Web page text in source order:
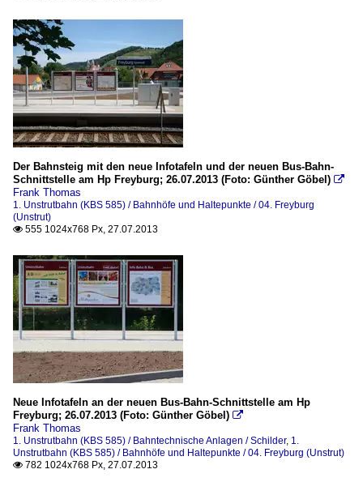
Der Bahnsteig mit den neue Infotafeln und der neuen Bus-Bahn-
Schnittstelle am Hp Freyburg; 26.07.2013 (Foto: Günther Göbel) 
Frank Thomas
1. Unstrutbahn (KBS 585) / Bahnhöfe und Haltepunkte / 04. Freyburg
(Unstrut)
 555 1024x768 Px, 27.07.2013
Neue Infotafeln an der neuen Bus-Bahn-Schnittstelle am Hp
Freyburg; 26.07.2013 (Foto: Günther Göbel) 
Frank Thomas
1. Unstrutbahn (KBS 585) / Bahntechnische Anlagen / Schilder, 1.
Unstrutbahn (KBS 585) / Bahnhöfe und Haltepunkte / 04. Freyburg (Unstrut)
 782 1024x768 Px, 27.07.2013